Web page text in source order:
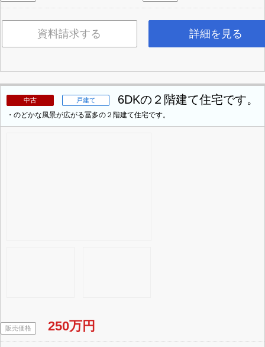
資料請求する 詳細を見る
中古 戸建て 6DKの２階建て住宅です。
・のどかな風景が広がる冨多の２階建て住宅です。
販売価格 250万円